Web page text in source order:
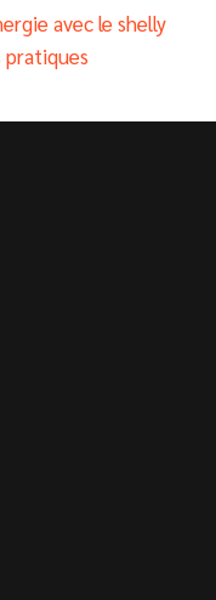
avec le shelly